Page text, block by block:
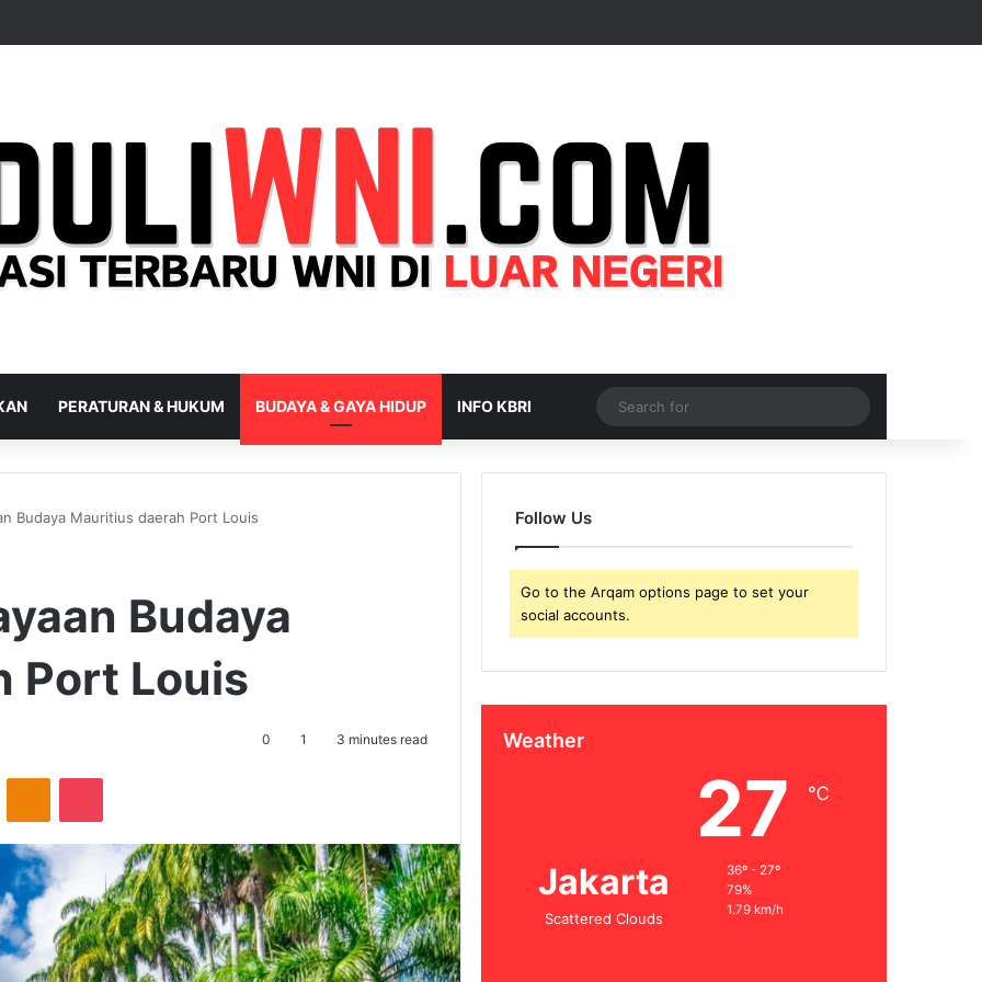
PERATURAN & HUKUM BUDAYA & GAYA HIDUP INFO KBRI
for
Budaya Mauritius daerah Port Louis
Budaya
Port Louis
0 1 3 minutes read
Follow Us
Go to the Arqam options page to set your
social accounts.
Weather
Jakarta
Scattered Clouds
27 ℃
36º - 27º
79%
1.79 km/h